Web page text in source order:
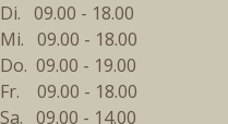
Di.   09.00 - 18.00
Mi.   09.00 - 18.00
Do.  09.00 - 19.00
Fr.    09.00 - 18.00
Sa.   09.00 - 14.00